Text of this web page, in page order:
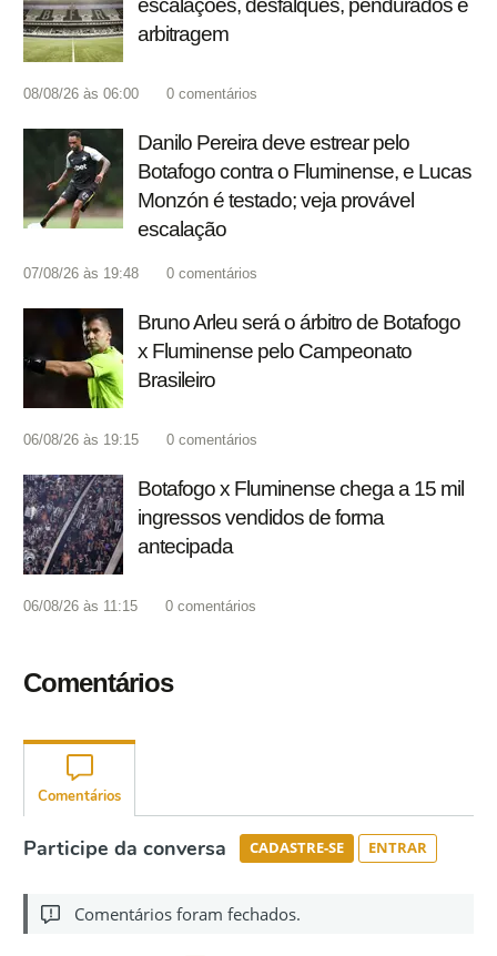
arbitragem
08/08/26 às 06:00 0 comentários
Danilo Pereira deve estrear pelo
Botafogo contra o Fluminense, e Lucas
Monzón é testado; veja provável
escalação
07/08/26 às 19:48 0 comentários
Bruno Arleu será o árbitro de Botafogo
x Fluminense pelo Campeonato
Brasileiro
06/08/26 às 19:15 0 comentários
Botafogo x Fluminense chega a 15 mil
ingressos vendidos de forma
antecipada
06/08/26 às 11:15 0 comentários
Comentários